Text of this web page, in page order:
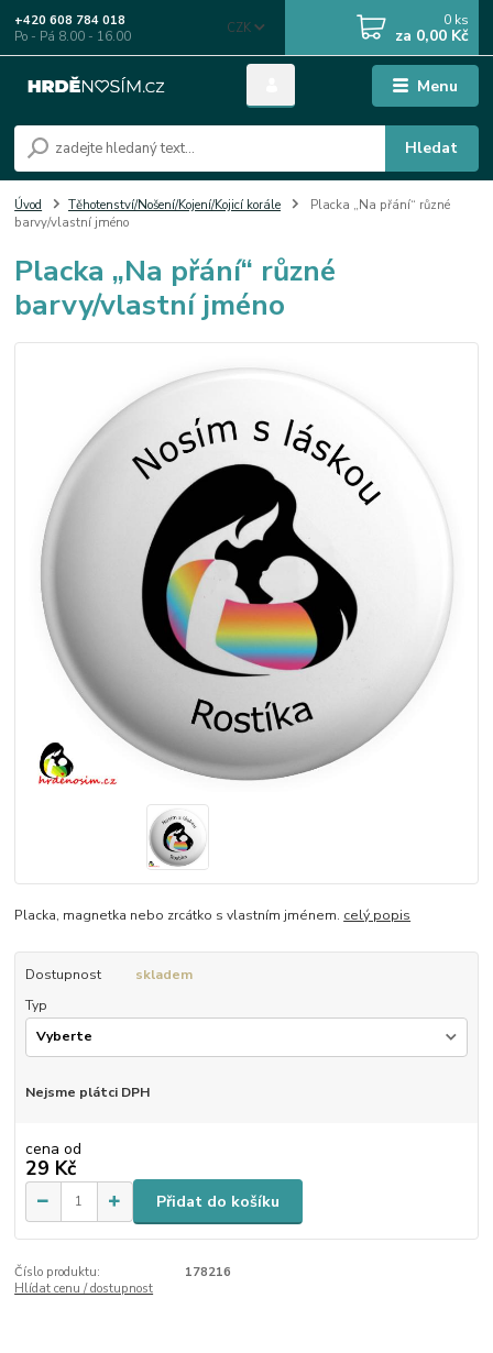
Menu
CZK
Hledat
+420 608 784 018
Po - Pá 8.00 - 16.00
0 ks
za 0,00 Kč
Úvod Těhotenství/Nošení/Kojení/Kojicí korále
Placka „Na přání“ různé
barvy/vlastní jméno
Placka „Na přání“ různé
barvy/vlastní jméno
Placka, magnetka nebo zrcátko s vlastním jménem. celý popis
Dostupnost
skladem
Typ
Nejsme plátci DPH
cena od
29 Kč
Přidat do košíku
Číslo produktu:
178216
Hlídat cenu / dostupnost